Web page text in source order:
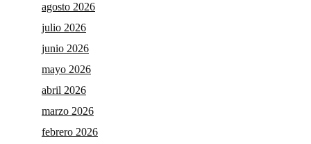
agosto 2026
julio 2026
junio 2026
mayo 2026
abril 2026
marzo 2026
febrero 2026